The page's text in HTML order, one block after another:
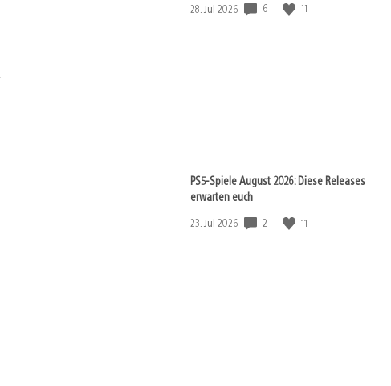
Veröffentlichungsdatum:
28. Jul 2026 6 11
PS5-Spiele August 2026: Diese Releases
erwarten euch
Veröffentlichungsdatum:
23. Jul 2026 2 11